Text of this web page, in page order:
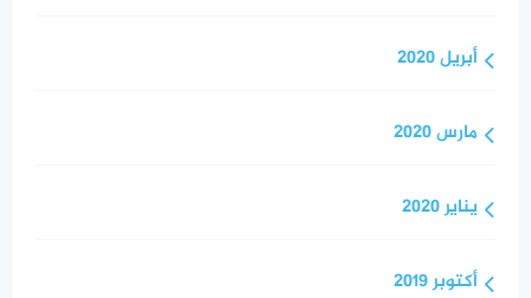
أبريل 2020
مارس 2020
يناير 2020
أكتوبر 2019